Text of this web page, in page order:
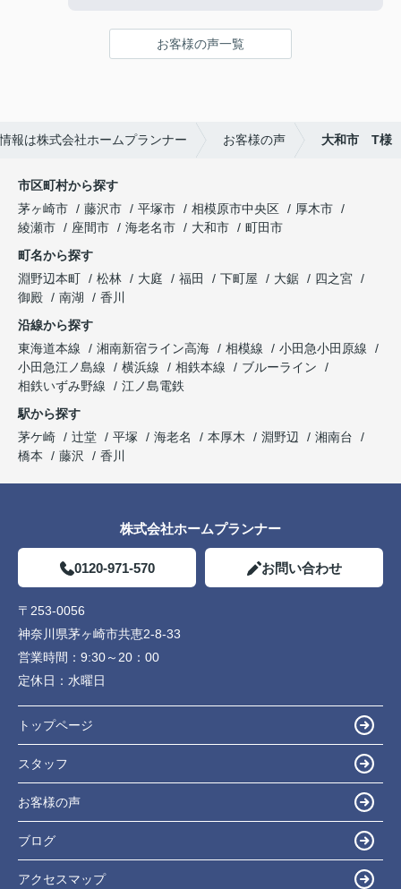
さんの対応は丁寧かつ説明がわかりやすく、仲介手
数料が無料であるため選びました。
ホームプランナーさんでは購入者目線で相談に乗っ
てくれます。
お客様の声一覧
報は株式会社ホームプランナー お客様の声 大和市 T様
市区町村から探す
茅ヶ崎市
藤沢市 平塚市 相模原市中央区
厚木市
綾瀬市
座間市 海老名市 大和市
町田市
町名から探す
淵野辺本町
松林 大庭 福田 下町屋 大鋸
四之宮
御殿
南湖
香川
沿線から探す
東海道本線
湘南新宿ライン高海 相模線
小田急小田原線
小田急江ノ島線
横浜線 相鉄本線
ブルーライン
相鉄いずみ野線
江ノ島電鉄
駅から探す
茅ケ崎
辻堂 平塚 海老名 本厚木 淵野辺
湘南台
橋本
藤沢 香川
株式会社ホームプランナー
0120-971-570 お問い合わせ
〒253-0056
神奈川県茅ヶ崎市共恵2-8-33
営業時間： 9:30～20：00
定休日： 水曜日
トップページ
スタッフ
お客様の声
ブログ
アクセスマップ